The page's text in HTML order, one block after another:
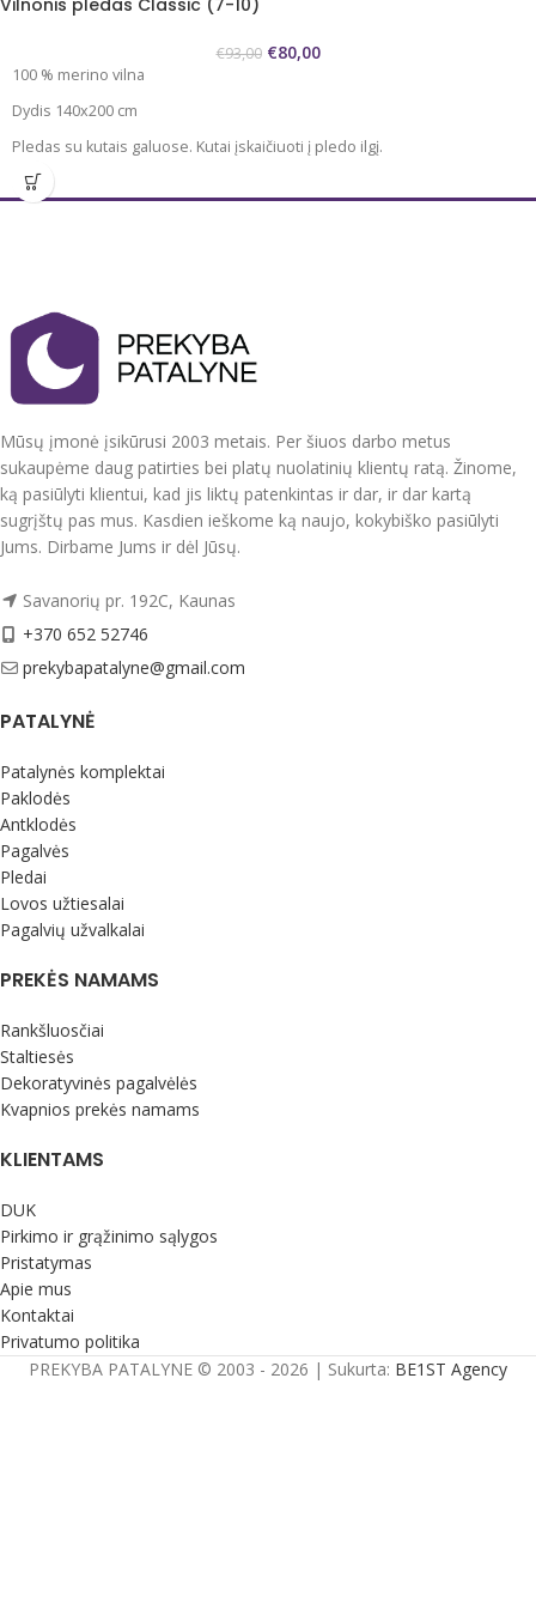
Pagaminta Lietuvoje AB Merkys
spalvos langeliais. Viena pusė labiau balta, kitoje labiau dominuoja pilka.
Puikus sprendimas kai trūksta jaukumo, šilumos.
Pagaminta Lietuvoje.
Vilnonis pledas Classic (7-10)
€93,00 €80,00
100 % merino vilna
Dydis 140x200 cm
Pledas su kutais galuose. Kutai įskaičiuoti į pledo ilgį.
Itin plonas, lengvas ir jaukus pledas.
Pagaminta Lietuvoje.
Mūsų įmonė įsikūrusi 2003 metais. Per šiuos darbo metus
sukaupėme daug patirties bei platų nuolatinių klientų ratą. Žinome,
ką pasiūlyti klientui, kad jis liktų patenkintas ir dar, ir dar kartą
sugrįštų pas mus. Kasdien ieškome ką naujo, kokybiško pasiūlyti
Jums. Dirbame Jums ir dėl Jūsų.
Savanorių pr. 192C, Kaunas
+370 652 52746
prekybapatalyne@gmail.com
PATALYNĖ
Patalynės komplektai
Paklodės
Antklodės
Pagalvės
Pledai
Lovos užtiesalai
Pagalvių užvalkalai
PREKĖS NAMAMS
Rankšluosčiai
Staltiesės
Dekoratyvinės pagalvėlės
Kvapnios prekės namams
KLIENTAMS
DUK
Pirkimo ir grąžinimo sąlygos
Pristatymas
Apie mus
Kontaktai
Privatumo politika
PREKYBA PATALYNE © 2003 - 2026 | Sukurta: BE1ST Agency